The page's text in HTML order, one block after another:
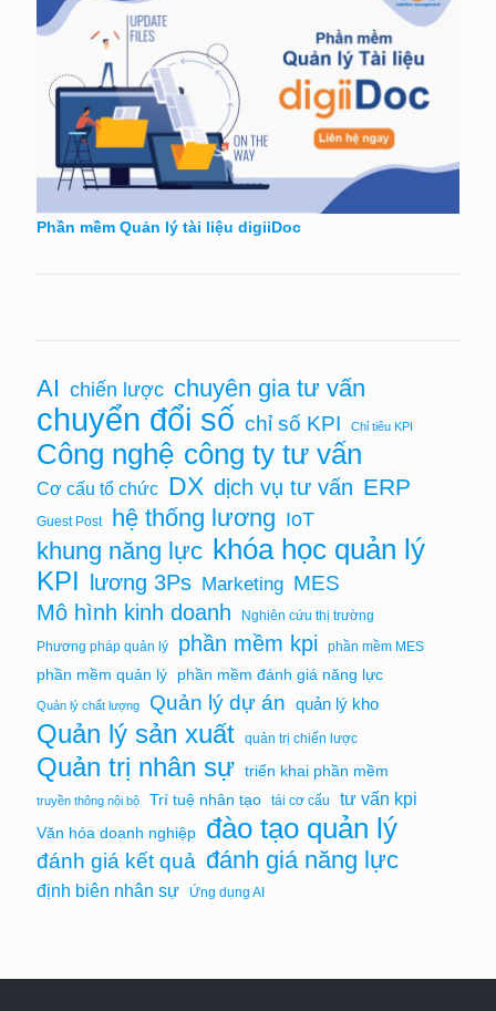
Phần mềm Quản lý tài liệu digiiDoc
AI chiến lược chuyên gia tư vấn
chuyển đổi số chỉ số KPI Chỉ tiêu KPI
Công nghệ công ty tư vấn
Cơ cấu tổ chức DX dịch vụ tư vấn ERP
Guest Post hệ thống lương IoT
khung năng lực khóa học quản lý
KPI lương 3Ps Marketing MES
Mô hình kinh doanh
Nghiên cứu thị trường
Phương pháp quản lý
phần mềm kpi phần mềm MES
phần mềm quản lý phần mềm đánh giá năng lực
Quản lý chất lượng Quản lý dự án quản lý kho
Quản lý sản xuất quản trị chiến lược
Quản trị nhân sự triển khai phần mềm
truyền thông nội bộ Trí tuệ nhân tạo tái cơ cấu tư vấn kpi
Văn hóa doanh nghiệp đào tạo quản lý
đánh giá kết quả đánh giá năng lực
định biên nhân sự Ứng dụng AI